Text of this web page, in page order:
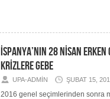
İSPANYA’NIN 28 NİSAN ERKEN
KRİZLERE GEBE
UPA-ADMIN ŞUBAT 15,
2016 genel seçimlerinden sonra